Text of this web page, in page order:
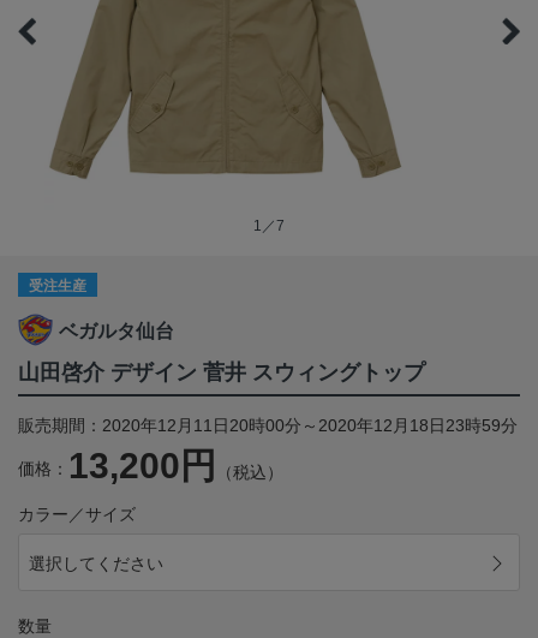
1／7
受注生産
ベガルタ仙台
山田啓介 デザイン 菅井 スウィングトップ
販売期間：2020年12月11日20時00分～2020年12月18日23時59分
価格： 13,200円 （税込）
カラー／サイズ
選択してください
数量